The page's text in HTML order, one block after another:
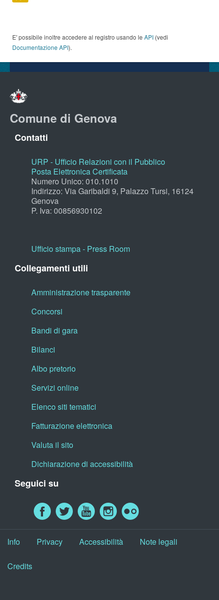
E' possibile inoltre accedere al registro usando le API (vedi
Documentazione API).
Comune di Genova
Contatti
URP - Ufficio Relazioni con il Pubblico
Posta Elettronica Certificata
Numero Unico: 010.1010
Indirizzo: Via Garibaldi 9, Palazzo Tursi, 16124
Genova
P. Iva: 00856930102
Ufficio stampa - Press Room
Collegamenti utili
Amministrazione trasparente
Concorsi
Bandi di gara
Bilanci
Albo pretorio
Servizi online
Elenco siti tematici
Fatturazione elettronica
Valuta il sito
Dichiarazione di accessibilità
Seguici su
Info Privacy Accessibilità Note legali
Credits